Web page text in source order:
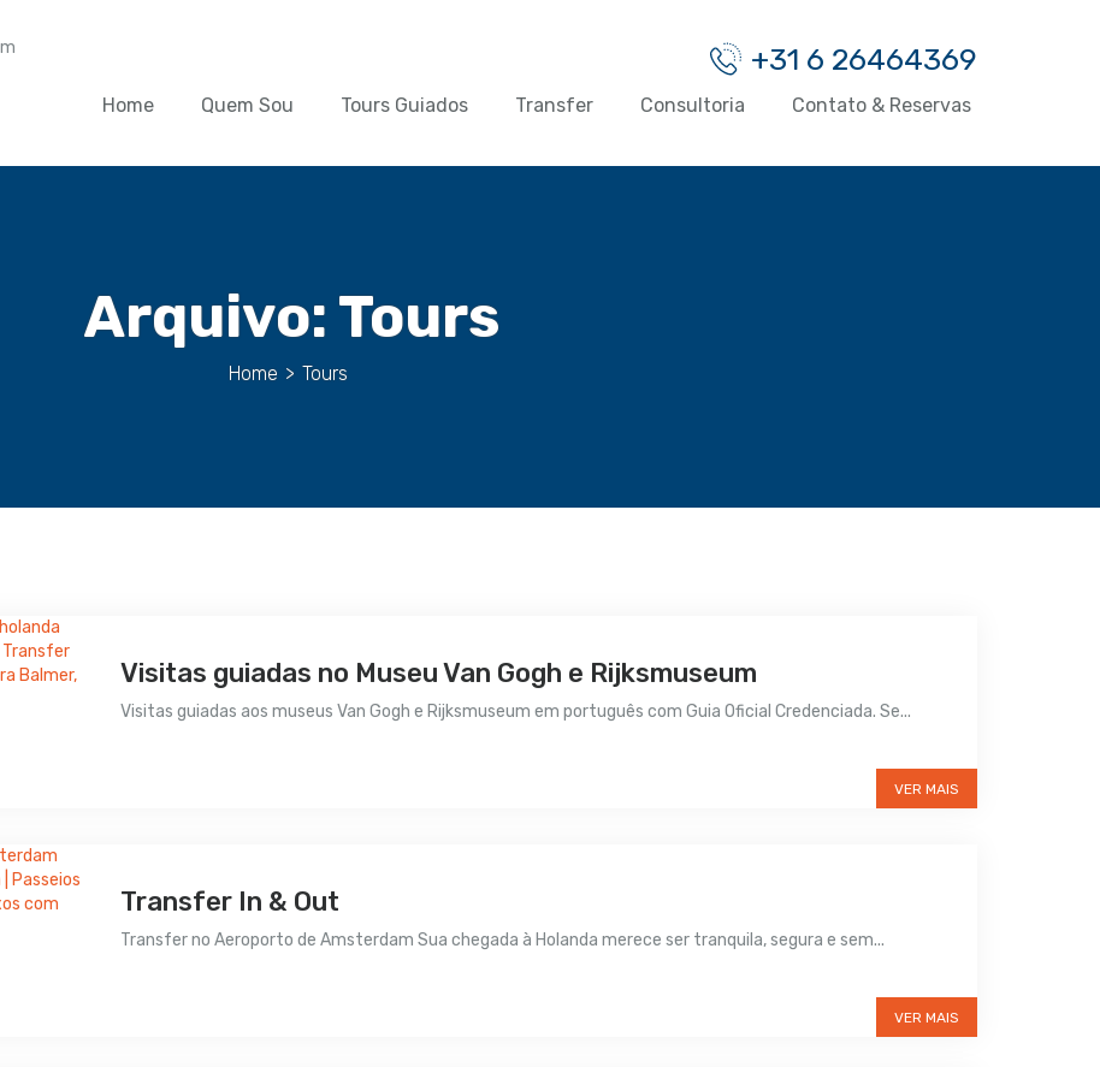
+31 6 26464369
Home Quem Sou Tours Guiados Transfer Consultoria Contato & Reservas
Arquivo: Tours
Home > Tours
Visitas guiadas no Museu Van Gogh e Rijksmuseum
Visitas guiadas aos museus Van Gogh e Rijksmuseum em português com Guia Oficial Credenciada. Se...
VER MAIS
Transfer In & Out
Transfer no Aeroporto de Amsterdam Sua chegada à Holanda merece ser tranquila, segura e sem...
VER MAIS